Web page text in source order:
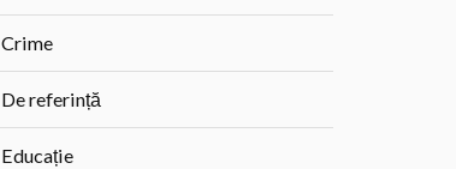
Crime
De referință
Educație